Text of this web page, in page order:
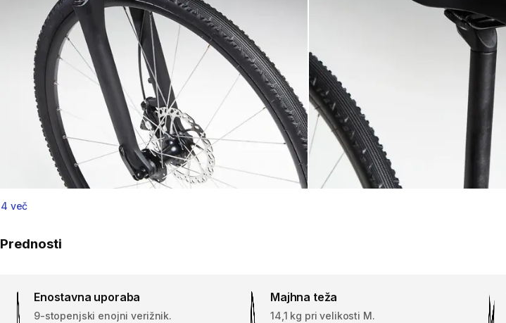
4 več
Prednosti
Enostavna uporaba
9-stopenjski enojni verižnik.
Majhna teža
14,1 kg pri velikosti M.